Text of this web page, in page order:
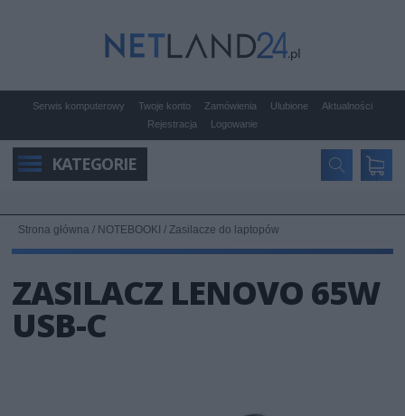
Serwis komputerowy Twoje konto Zamówienia Ulubione
Aktualności
Rejestracja
Logowanie
KATEGORIE
Strona główna / NOTEBOOKI / Zasilacze do laptopów
ZASILACZ LENOVO 65W
USB-C